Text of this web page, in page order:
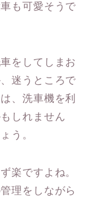
も可愛そうで
をしてしまお
迷うところで
、洗車機を利
しれません
う。
楽ですよね。
理をしながら